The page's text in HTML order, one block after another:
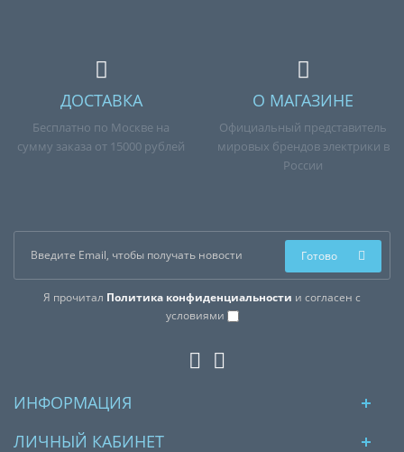
ДОСТАВКА
Бесплатно по Москве на
сумму заказа от 15000 рублей
О МАГАЗИНЕ
Официальный представитель
мировых брендов электрики в
России
Я прочитал Политика конфиденциальности и согласен с
условиями
Готово
ИНФОРМАЦИЯ
ЛИЧНЫЙ КАБИНЕТ